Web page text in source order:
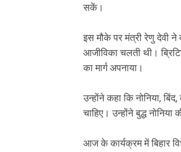
सकें।
इस मौके पर मंत्री रेणु देवी ने
आजीविका चलती थी।
का मार्ग अपनाया।
उन्होंने कहा कि नोनिया,
चाहिए। उन्होंने बुद्ध
आज के कार्यक्रम में बिहार